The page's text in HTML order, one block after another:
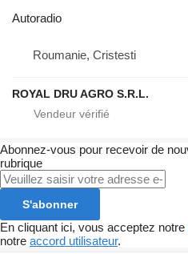
Autoradio
Roumanie, Cristesti
ROYAL DRU AGRO S.R.L.
Abonnez-vous pour recevoir de
rubrique
S'abonner
En cliquant ici, vous acceptez notre
notre accord utilisateur.